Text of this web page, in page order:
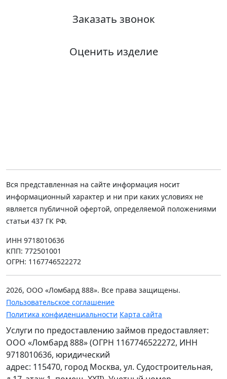
Заказать звонок
Оценить изделие
Вся представленная на сайте информация носит
информационный характер и ни при каких условиях не
является публичной офертой, определяемой положениями
статьи 437 ГК РФ.
ИНН 9718010636
КПП: 772501001
ОГРН: 1167746522272
2026, ООО «Ломбард 888». Все права защищены.
Пользовательское соглашение
Политика конфиденциальности Карта сайта
Услуги по предоставлению займов предоставляет:
ООО «Ломбард 888» (ОГРН 1167746522272, ИНН
9718010636, юридический
адрес: 115470, город Москва, ул. Судостроительная,